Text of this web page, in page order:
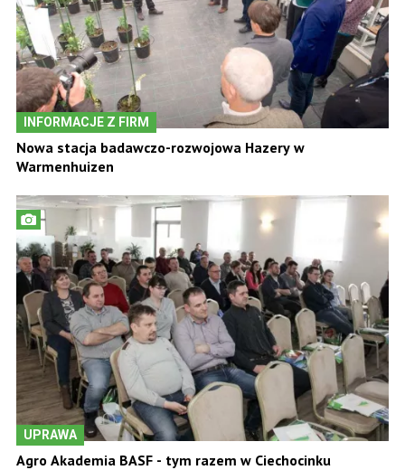
INFORMACJE Z FIRM
Nowa stacja badawczo-rozwojowa Hazery w
Warmenhuizen
UPRAWA
Agro Akademia BASF - tym razem w Ciechocinku